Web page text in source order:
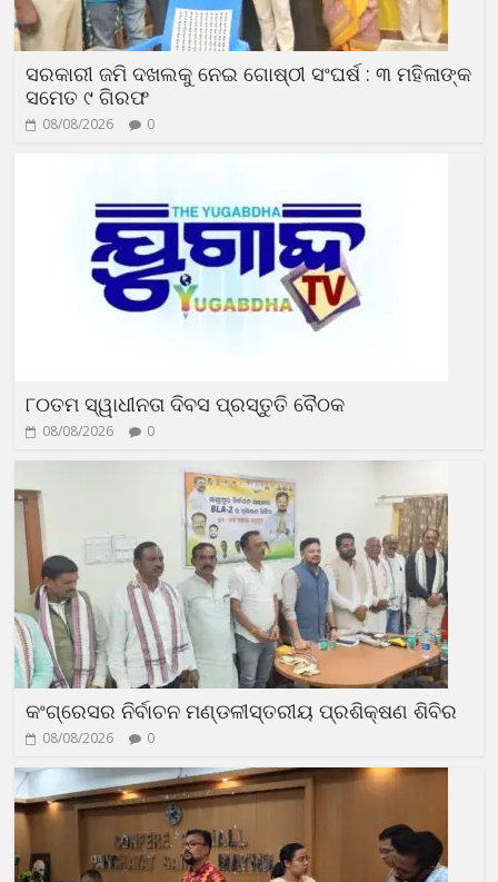
ସରକାରୀ ଜମି ଦଖଲକୁ ନେଇ ଗୋଷ୍ଠୀ ସଂଘର୍ଷ : ୩ ମହିଳାଙ୍କ
ସମେତ ୯ ଗିରଫ
08/08/2026 0
୮୦ତମ ସ୍ୱାଧୀନତା ଦିବସ ପ୍ରସ୍ତୁତି ବୈଠକ
08/08/2026 0
କଂଗ୍ରେସର ନିର୍ବାଚନ ମଣ୍ଡଳୀସ୍ତରୀୟ ପ୍ରଶିକ୍ଷଣ ଶିବିର
08/08/2026 0